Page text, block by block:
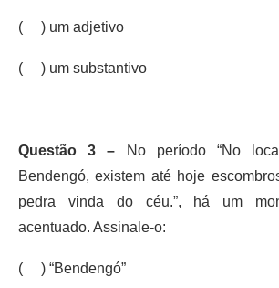
( ) um adjetivo
( ) um substantivo
Questão 3 – No período “No
Bendengó, existem até hoje
pedra vinda do céu.”, há um
acentuado. Assinale-o:
( ) “Bendengó”